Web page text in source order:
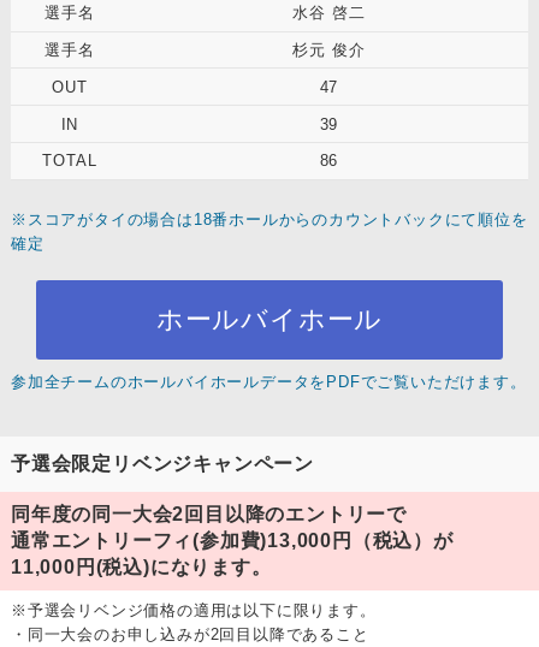
水谷 啓二
杉元 俊介
47
39
86
※スコアがタイの場合は18番ホールからのカウントバックにて順位を
確定
ホールバイホール
参加全チームのホールバイホールデータをPDFでご覧いただけます。
予選会限定リベンジキャンペーン
同年度の同一大会2回目以降のエントリーで
通常エントリーフィ(参加費)13,000円（税込）が
11,000円(税込)になります。
※予選会リベンジ価格の適用は以下に限ります。
・同一大会のお申し込みが2回目以降であること